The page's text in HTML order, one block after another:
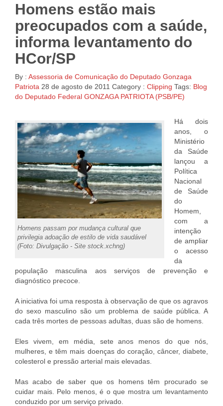
Homens estão mais
preocupados com a saúde,
informa levantamento do
HCor/SP
By : Assessoria de Comunicação do Deputado Gonzaga
Patriota 28 de agosto de 2011 Category : Clipping Tags: Blog
do Deputado Federal GONZAGA PATRIOTA (PSB/PE)
Homens passam por mudança cultural que
privilegia adoação de estilo de vida saudável
(Foto: Divulgação - Site stock.xchng)
Há dois
anos, o
Ministério
da Saúde
lançou a
Política
Nacional
de Saúde
do
Homem,
com a
intenção
de ampliar
o acesso
da
população masculina aos serviços de prevenção e
diagnóstico precoce.
A iniciativa foi uma resposta à observação de que os agravos
do sexo masculino são um problema de saúde pública. A
cada três mortes de pessoas adultas, duas são de homens.
Eles vivem, em média, sete anos menos do que nós,
mulheres, e têm mais doenças do coração, câncer, diabete,
colesterol e pressão arterial mais elevadas.
Mas acabo de saber que os homens têm procurado se
cuidar mais. Pelo menos, é o que mostra um levantamento
conduzido por um serviço privado.